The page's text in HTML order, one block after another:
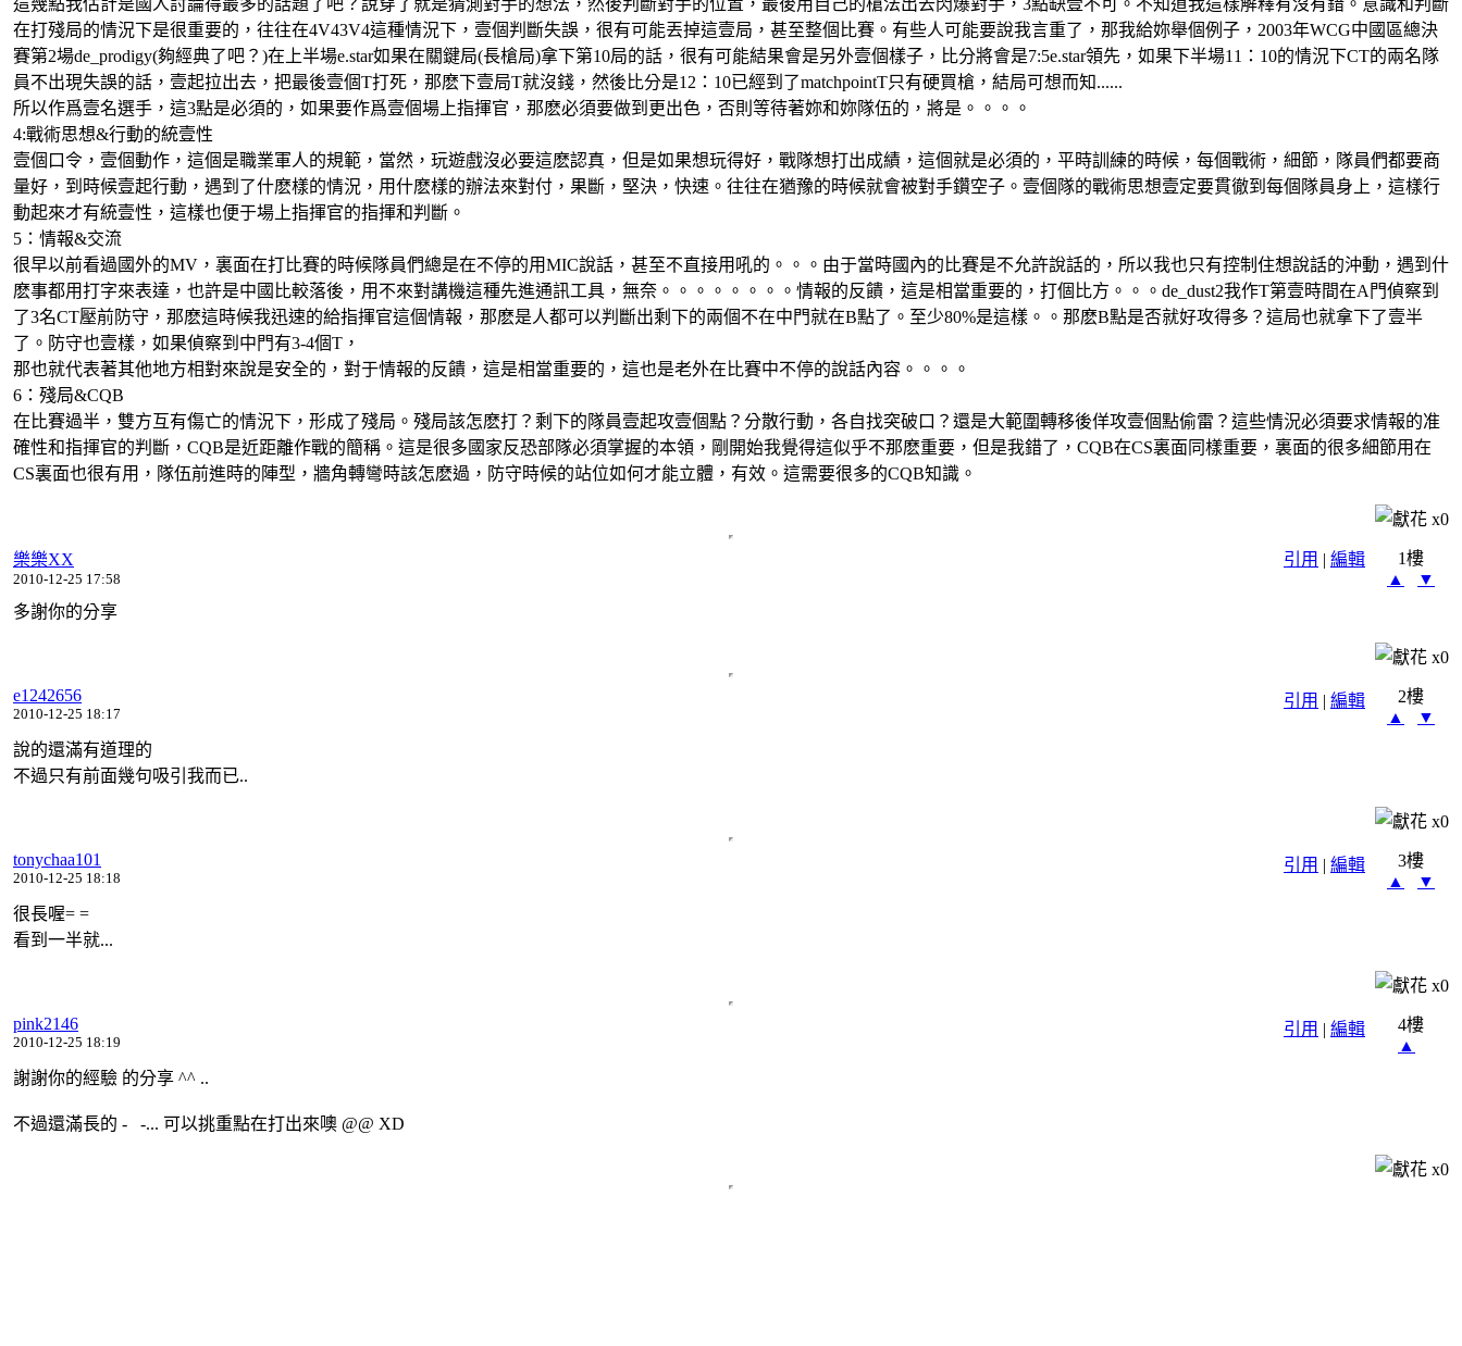
在打殘局的情況下是很重要的，往往在4V43V4這種情況下，壹個判斷失誤，很有可能丟掉這壹局，甚至整個比賽。有些人可能要說我言重了，那我給妳舉個例子，2003年WCG中國區總決
賽第2場de_prodigy(夠經典了吧？)在上半場e.star如果在關鍵局(長槍局)拿下第10局的話，很有可能結果會是另外壹個樣子，比分將會是7:5e.star領先，如果下半場11：10的情況下CT的兩名隊
員不出現失誤的話，壹起拉出去，把最後壹個T打死，那麽下壹局T就沒錢，然後比分是12：10已經到了matchpointT只有硬買槍，結局可想而知......
所以作爲壹名選手，這3點是必須的，如果要作爲壹個場上指揮官，那麽必須要做到更出色，否則等待著妳和妳隊伍的，將是。。。。
4:戰術思想&行動的統壹性
壹個口令，壹個動作，這個是職業軍人的規範，當然，玩遊戲沒必要這麽認真，但是如果想玩得好，戰隊想打出成績，這個就是必須的，平時訓練的時候，每個戰術，細節，隊員們都要商
量好，到時候壹起行動，遇到了什麽樣的情況，用什麽樣的辦法來對付，果斷，堅決，快速。往往在猶豫的時候就會被對手鑽空子。壹個隊的戰術思想壹定要貫徹到每個隊員身上，這樣行
動起來才有統壹性，這樣也便于場上指揮官的指揮和判斷。
5：情報&交流
很早以前看過國外的MV，裏面在打比賽的時候隊員們總是在不停的用MIC說話，甚至不直接用吼的。。。由于當時國內的比賽是不允許說話的，所以我也只有控制住想說話的沖動，遇到什
麽事都用打字來表達，也許是中國比較落後，用不來對講機這種先進通訊工具，無奈。。。。。。。。情報的反饋，這是相當重要的，打個比方。。。de_dust2我作T第壹時間在A門偵察到
了3名CT壓前防守，那麽這時候我迅速的給指揮官這個情報，那麽是人都可以判斷出剩下的兩個不在中門就在B點了。至少80%是這樣。。那麽B點是否就好攻得多？這局也就拿下了壹半
了。防守也壹樣，如果偵察到中門有3-4個T，
那也就代表著其他地方相對來說是安全的，對于情報的反饋，這是相當重要的，這也是老外在比賽中不停的說話內容。。。。
6：殘局&CQB
在比賽過半，雙方互有傷亡的情況下，形成了殘局。殘局該怎麽打？剩下的隊員壹起攻壹個點？分散行動，各自找突破口？還是大範圍轉移後佯攻壹個點偷雷？這些情況必須要求情報的准
確性和指揮官的判斷，CQB是近距離作戰的簡稱。這是很多國家反恐部隊必須掌握的本領，剛開始我覺得這似乎不那麽重要，但是我錯了，CQB在CS裏面同樣重要，裏面的很多細節用在
CS裏面也很有用，隊伍前進時的陣型，牆角轉彎時該怎麽過，防守時候的站位如何才能立體，有效。這需要很多的CQB知識。
x0
引用 | 編輯
樂樂XX
2010-12-25 17:58
1樓
▲
▼
多謝你的分享
x0
引用 | 編輯
e1242656
2010-12-25 18:17
2樓
▲
▼
說的還滿有道理的
不過只有前面幾句吸引我而已..
x0
引用 | 編輯
tonychaa101
2010-12-25 18:18
3樓
▲
▼
很長喔= =
看到一半就...
x0
引用 | 編輯
pink2146
2010-12-25 18:19
4樓
▲
謝謝你的經驗 的分享 ^^ ..
不過還滿長的 - -... 可以挑重點在打出來噢 @@ XD
x0